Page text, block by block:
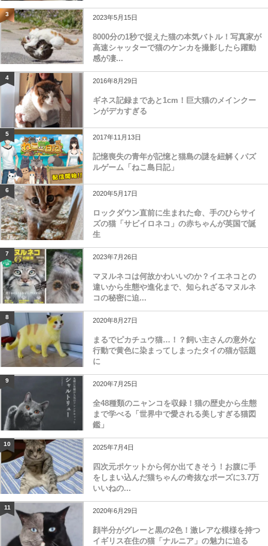
3 2023年5月15日
8000分の1秒で捉えた猫の本気バトル！写真家が
高速シャッターで猫のケンカを撮影したら躍動
感が凄...
4 2016年8月29日
ギネス記録まであと1cm！巨大猫のメインクー
ンがデカすぎる
5 2017年11月13日
記憶喪失の青年が記憶と猫島の謎を紐解くパズ
ルゲーム「ねこ島日記」
6 2020年5月17日
ロックダウン直前に生まれた命、手のひらサイ
ズの猫「サビイロネコ」の赤ちゃんが英国で誕
生
7 2023年7月26日
マヌルネコは何故かわいいのか？イエネコとの
違いから生態や進化まで、知られざるマヌルネ
コの秘密に迫...
8 2020年8月27日
まるでピカチュウ猫…！？飼い主さんの意外な
行動で黄色に染まってしまったタイの猫が話題
に
9 2020年7月25日
全48種類のニャンコを収録！猫の歴史から生態
まで学べる「世界中で愛される美しすぎる猫図
鑑」
10 2025年7月4日
四次元ポケットから何か出てきそう！お腹に手
をしまい込んだ猫ちゃんの奇抜なポーズに3.7万
いいねの...
11 2020年6月29日
顔半分がグレーと黒の2色！激レアな模様を持つ
イギリス在住の猫「ナルニア」の魅力に迫る